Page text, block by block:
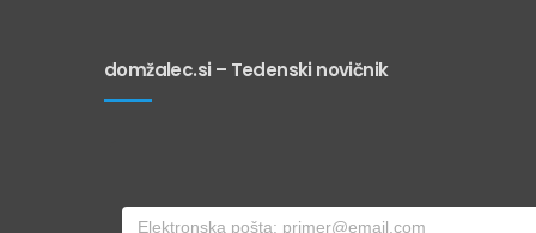
domžalec.si – Tedenski novičnik